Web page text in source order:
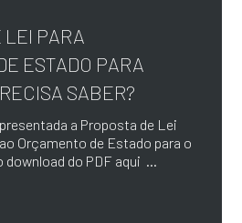
LEI PARA
ESTADO PARA
SABER?
a Proposta de Lei
Orçamento de Estado para o
download do PDF aqui ...